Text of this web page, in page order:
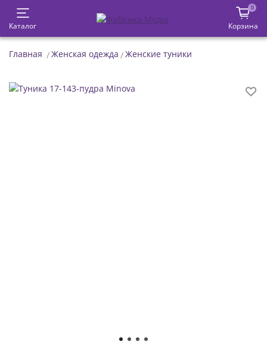
Каталог
0
Корзина
Главная Женская одежда Женские туники